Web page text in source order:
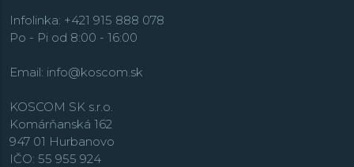
Infolinka: +421 915 888 078
Po - Pi od 8:00 - 16:00
Email: info@koscom.sk
KOSCOM SK s.r.o.
Komárňanská 162
947 01 Hurbanovo
IČO: 55 955 924